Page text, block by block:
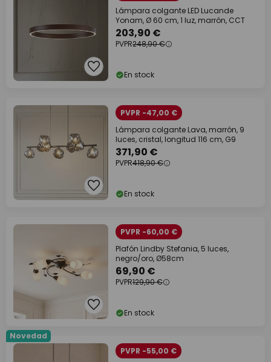
Lámpara colgante LED Lucande
Yonam, Ø 60 cm, 1 luz, marrón, CCT
203,90 €
PVPR248,90 €
En stock
PVPR -47,00 €
Lámpara colgante Lava, marrón, 9
luces, cristal, longitud 116 cm, G9
371,90 €
PVPR418,90 €
En stock
PVPR -60,00 €
Plafón Lindby Stefania, 5 luces,
negro/oro, Ø58cm
69,90 €
PVPR129,90 €
En stock
Novedad
PVPR -55,00 €